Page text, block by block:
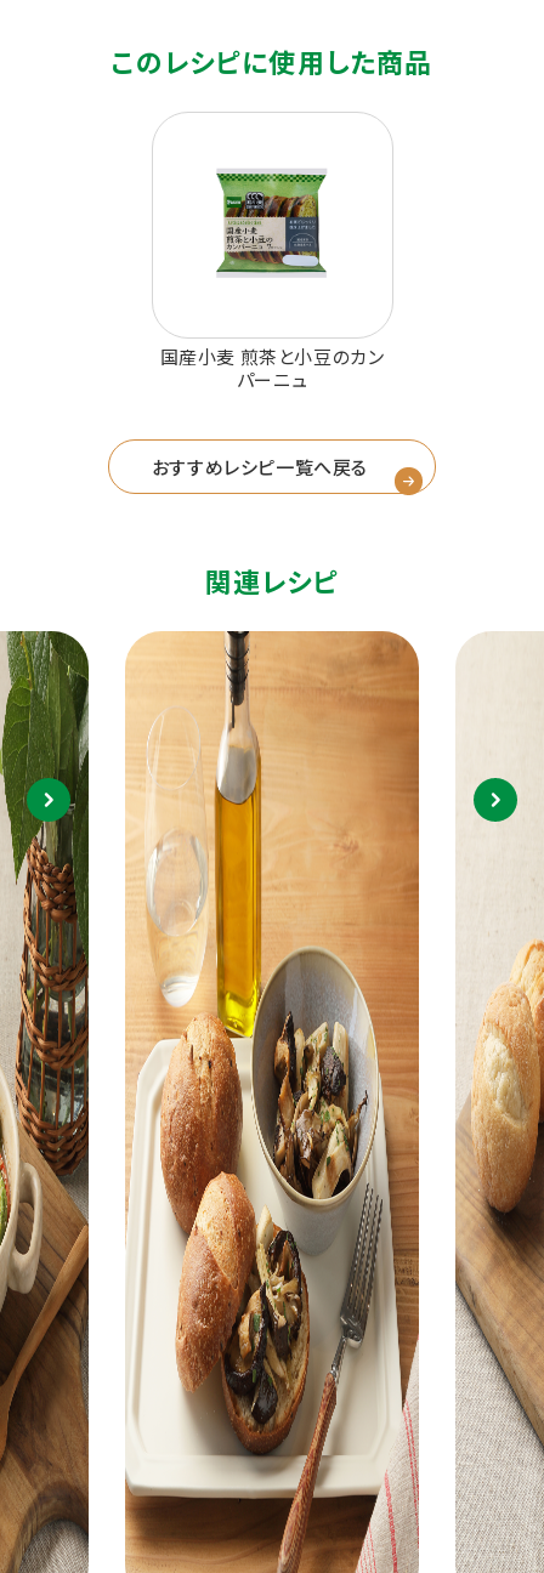
このレシピに使用した商品
国産小麦 煎茶と小豆のカン
パーニュ
おすすめレシピ一覧へ戻る
関連レシピ